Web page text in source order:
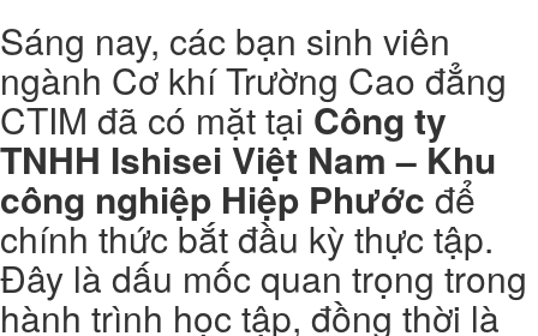
Sáng nay, các bạn sinh viên
ngành Cơ khí Trường Cao đẳng
CTIM đã có mặt tại Công ty
TNHH Ishisei Việt Nam – Khu
công nghiệp Hiệp Phước để
chính thức bắt đầu kỳ thực tập.
Đây là dấu mốc quan trọng trong
hành trình học tập, đồng thời là